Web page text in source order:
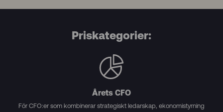
Priskategorier:
Årets CFO
För CFO:er som kombinerar strategiskt ledarskap, ekonomistyrning